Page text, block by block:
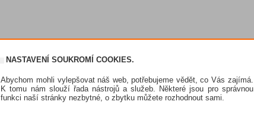
NASTAVENÍ SOUKROMÍ COOKIES.
Abychom mohli vylepšovat náš web, potřebujeme vědět, co Vás zajímá.
K tomu nám slouží řada nástrojů a služeb. Některé jsou pro správnou
funkci naší stránky nezbytné, o zbytku můžete rozhodnout sami.